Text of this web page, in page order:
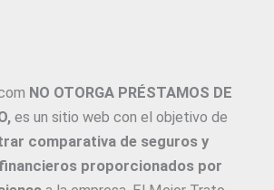
NO OTORGA PRÉSTAMOS DE
es un sitio web con el objetivo de
comparativa de seguros y
proporcionados por